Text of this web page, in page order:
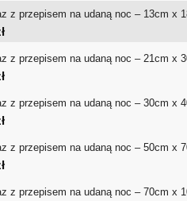
18 zł
z przepisem na udaną noc – 13cm x
z przepisem na udaną noc – 21cm x
z przepisem na udaną noc – 30cm x
z przepisem na udaną noc – 50cm x
z przepisem na udaną noc – 70cm x